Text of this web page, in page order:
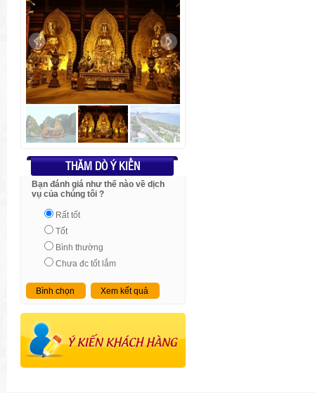
THĂM DÒ Ý KIẾN
Bạn đánh giá như thế nào về dịch
vụ của chúng tôi ?
Rất tốt
Tốt
Bình thường
Chưa đc tốt lắm
Bình chọn Xem kết quả